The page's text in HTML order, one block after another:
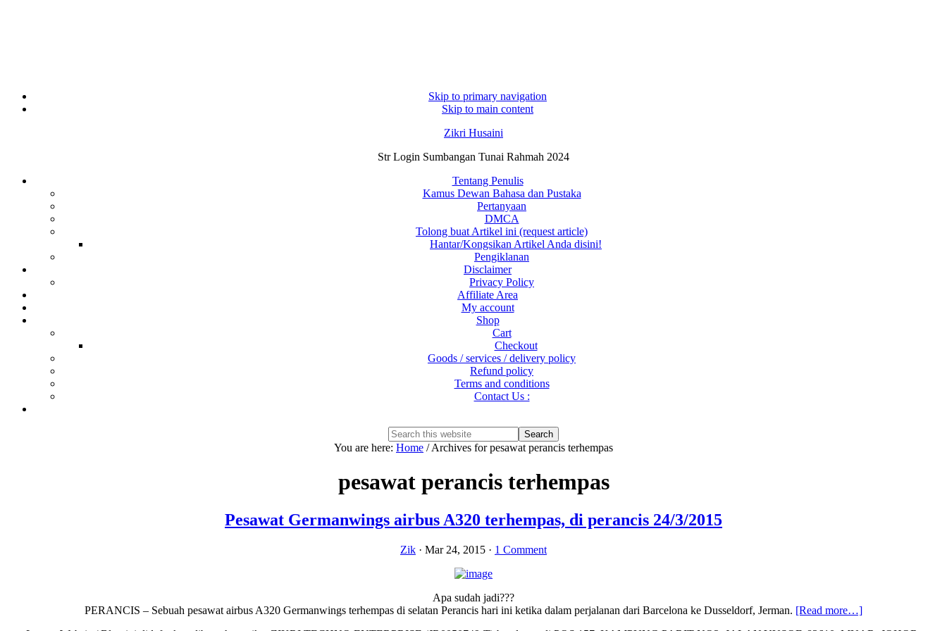
Skip to primary navigation
Skip to main content
Zikri Husaini
Str Login Sumbangan Tunai Rahmah 2024
Tentang Penulis
Kamus Dewan Bahasa dan Pustaka
Pertanyaan
DMCA
Tolong buat Artikel ini (request article)
Hantar/Kongsikan Artikel Anda disini!
Pengiklanan
Disclaimer
Privacy Policy
Affiliate Area
My account
Shop
Cart
Checkout
Goods / services / delivery policy
Refund policy
Terms and conditions
Contact Us :
Search
this
Hide
You are here: Home /Archives for pesawat perancis terhempas
pesawat perancis terhempas
Pesawat Germanwings airbus A320 terhempas, di perancis 24/3/2015
Zik · Mar 24, 2015 · 1 Comment
Apa sudah jadi???
PERANCIS – Sebuah pesawat airbus A320 Germanwings terhempas di selatan Perancis hari ini ketika dalam perjalanan dari Barcelona ke Dusseldorf, Jerman. [Read more…]about